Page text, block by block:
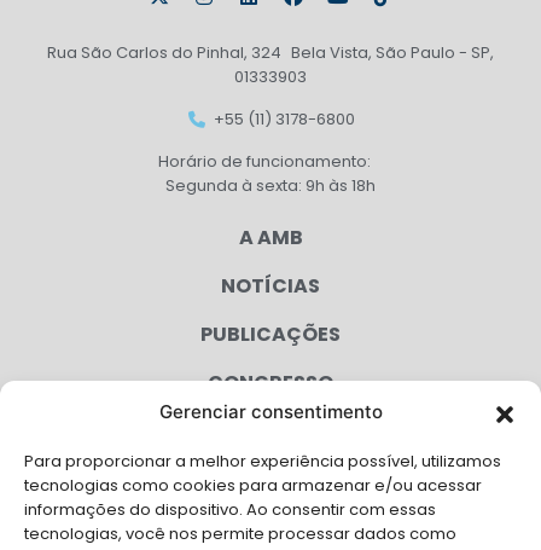
Gerenciar consentimento
Para proporcionar a melhor experiência possível, utilizamos
tecnologias como cookies para armazenar e/ou acessar
informações do dispositivo. Ao consentir com essas
tecnologias, você nos permite processar dados como
Rua São Carlos do Pinhal, 324 Bela Vista, São Paulo - SP,
01333903
+55 (11) 3178-6800
Horário de funcionamento:
Segunda à sexta: 9h às 18h
A AMB
NOTÍCIAS
PUBLICAÇÕES
CONGRESSO
CAMPANHAS
SERVIÇOS